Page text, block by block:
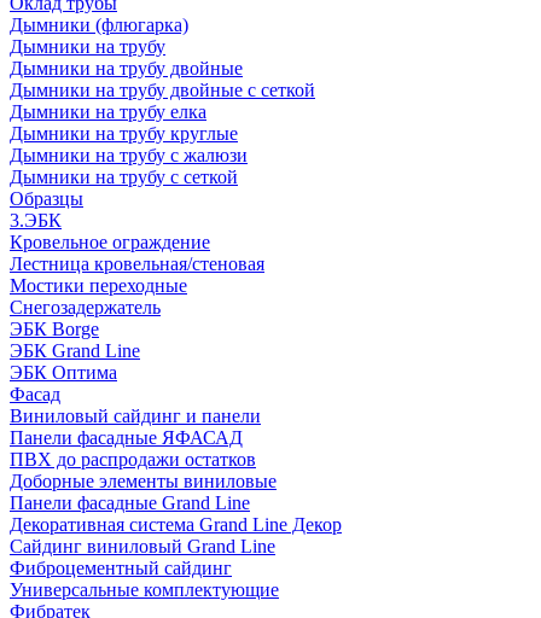
Дымники (флюгарка)
Дымники на трубу
Дымники на трубу двoйные
Дымники на трубу двoйные с сеткой
Дымники на трубу елка
Дымники на трубу круглые
Дымники на трубу с жалюзи
Дымники на трубу с сеткой
Образцы
3.ЭБК
Кровельное ограждение
Лестница кровельная/стеновая
Мостики переходные
Снегозадержатель
ЭБК Borge
ЭБК Grand Line
ЭБК Оптима
Фасад
Виниловый сайдинг и панели
Панели фасадные ЯФАСАД
ПВХ до распродажи остатков
Доборные элементы виниловые
Панели фасадные Grand Line
Декоративная система Grand Line Декор
Сайдинг виниловый Grand Line
Фиброцементный сайдинг
Универсальные комплектующие
Фибратек